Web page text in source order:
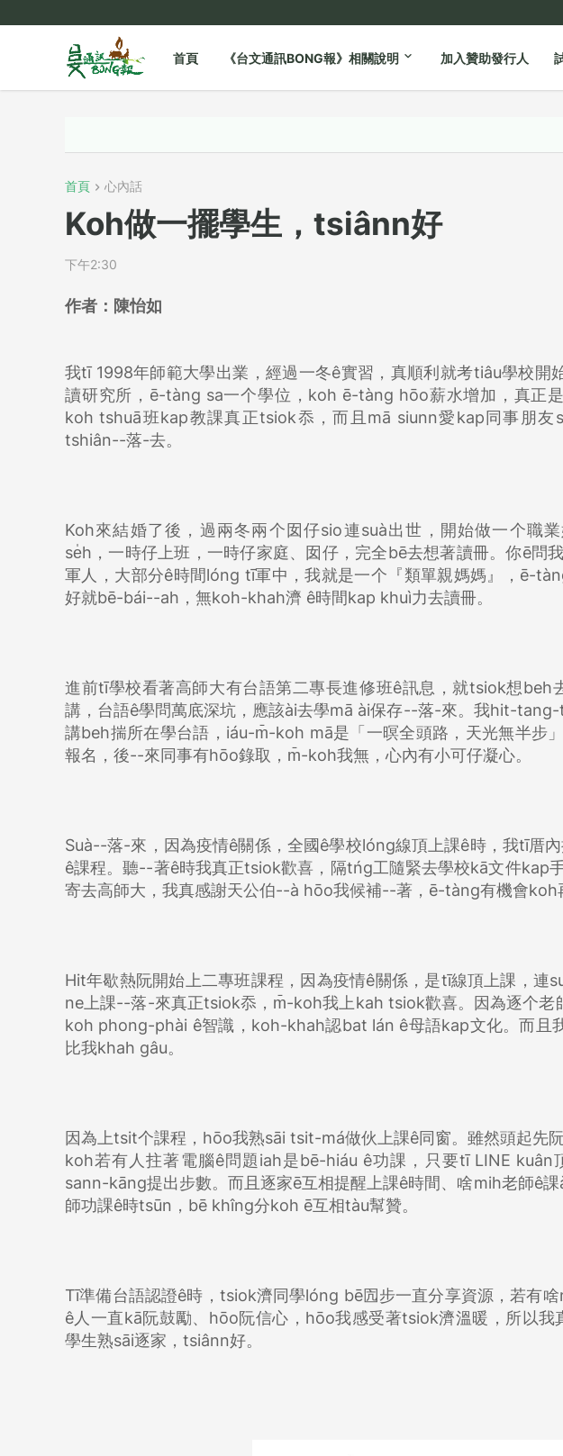
首頁 《台文通訊BONG報》相關說明 加入贊助發行人
首頁 心內話
Koh做一擺學生，tsiânn好
下午2:30
作者： 陳怡如
我tī 1998年師範大學出業，經過一冬ê實習，真順利就考tiâu學校開
讀研究所，ē-tàng sa一个學位，koh ē-tàng hōo薪水增加，真正
koh tshuā班kap教課真正tsiok忝，而且mā siunn愛kap同事朋
tshiân--落-去。
Koh來結婚了後，過兩冬兩个囡仔sio連suà出世，開始做一个職
se̍h，一時仔上班，一時仔家庭、囡仔，完全bē去想著讀冊。你ē問
軍人，大部分ê時間lóng tī軍中，我就是一个『類單親媽媽』，ē-
好就bē-bái--ah，無koh-khah濟 ê時間kap khuì力去讀冊。
進前tī學校看著高師大有台語第二專長進修班ê訊息，就tsiok想beh
講，台語ê學問萬底深坑，應該ài去學mā ài保存--落-來。我hit-
講beh揣所在學台語，iáu-m̄-koh mā是「一暝全頭路，天光無半步
報名，後--來同事有hōo錄取，m̄-koh我無，心內有小可仔凝心。
Suà--落-來，因為疫情ê關係，全國ê學校lóng線頂上課ê時，我tī厝
ê課程。聽--著ê時我真正tsiok歡喜，隔tńg工隨緊去學校kā文件kap
寄去高師大，我真感謝天公伯--à hōo我候補--著，ē-tàng有機會koh
Hit年歇熱阮開始上二專班課程，因為疫情ê關係，是tī線頂上課，連
ne上課--落-來真正tsiok忝，m̄-koh我上kah tsiok歡喜。因為逐个
koh phong-phài ê智識，koh-khah認bat lán ê母語kap文化。而且
比我khah gâu。
因為上tsit个課程，hōo我熟sāi tsit-má做伙上課ê同窗。雖然頭起先
koh若有人拄著電腦ê問題iah是bē-hiáu ê功課，只要tī LINE
sann-kāng提出步數。而且逐家ē互相提醒上課ê時間、啥mih老師ê
師功課ê時tsūn，bē khîng分koh ē互相tàu幫贊。
Tī準備台語認證ê時，tsiok濟同學lóng bē囥步一直分享資源，若有
ê人一直kā阮鼓勵、hōo阮信心，hōo我感受著tsiok濟溫暖，所以
學生熟sāi逐家，tsiânn好。